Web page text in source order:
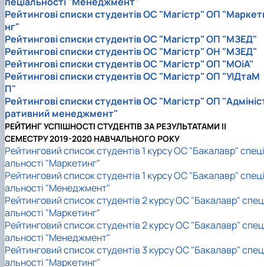
Рейтингові списки студентів ОС "Магістр" ОП
нг"
Рейтингові списки студентів ОС "Магістр" ОП "МЗЕД"
Рейтингові списки студентів ОС "Магістр" ОН "МЗЕД"
Рейтингові списки студентів ОС "Магістр" ОП "МОіА"
Рейтингові списки студентів ОС "Магістр" ОП "УІДтаМ
П"
Рейтингові списки студентів ОС "Магістр" ОП
ративний менеджмент"
РЕЙТИНГ УСПІШНОСТІ СТУДЕНТІВ ЗА РЕЗУЛЬТАТАМИ II
СЕМЕСТРУ 2019-2020 НАВЧАЛЬНОГО РОКУ
Рейтинговий список студентів 1 курсу ОС "Бакалавр" спеці
альності "Маркетинг"
Рейтинговий список студентів 1 курсу ОС "Бакалавр" спеці
альності "Менеджмент"
Рейтинговий список студентів 2 курсу ОС "Бакалавр"
альності "Маркетинг"
Рейтинговий список студентів 2 курсу ОС "Бакалавр"
альності "Менеджмент"
Рейтинговий список студентів 3 курсу ОС "Бакалавр"
альності "Маркетинг"